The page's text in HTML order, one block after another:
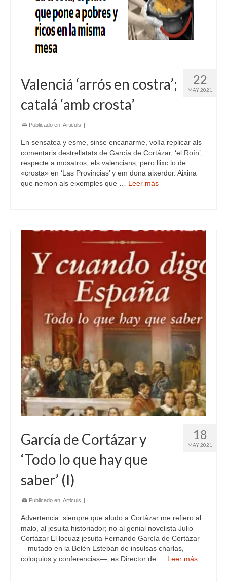
22
MAY 2021
Valenciá ‘arrós en costra’;
catalá ‘amb crosta’
Publicado en: Articuls |
En sensatea y esme, sinse encanarme, volía replicar als
comentaris destrellatats de García de Cortázar, ‘el Roín’,
respecte a mosatros, els valencians; pero llixc lo de
«crosta» en ‘Las Provincias’ y em dona aixerdor. Aixina
que nemon als eixemples que … Leer más
18
MAY 2021
García de Cortázar y
‘Todo lo que hay que
saber’ (I)
Publicado en: Articuls |
Advertencia: siempre que aludo a Cortázar me refiero al
malo, al jesuita historiador; no al genial novelista Julio
Cortázar El locuaz jesuita Fernando García de Cortázar
—mutado en la Belén Esteban de insulsas charlas,
coloquios y conferencias—, es Director de … Leer más